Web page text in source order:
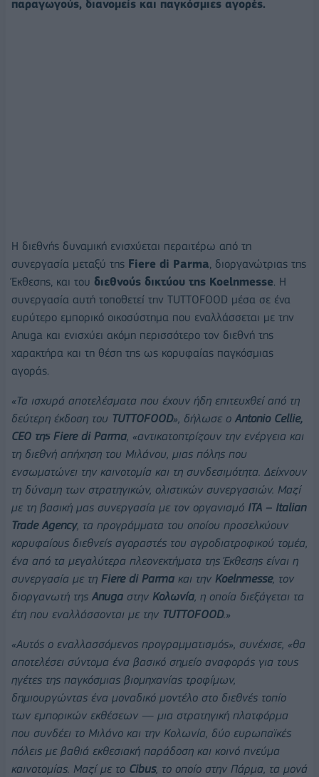
παραγωγούς, διανομείς και παγκόσμιες αγορές.
Η διεθνής δυναμική ενισχύεται περαιτέρω από τη
συνεργασία μεταξύ της Fiere di Parma, διοργανώτριας της
Έκθεσης, και του διεθνούς δικτύου της Koelnmesse. Η
συνεργασία αυτή τοποθετεί την TUTTOFOOD μέσα σε ένα
ευρύτερο εμπορικό οικοσύστημα που εναλλάσσεται με την
Anuga και ενισχύει ακόμη περισσότερο τον διεθνή της
χαρακτήρα και τη θέση της ως κορυφαίας παγκόσμιας
αγοράς.
«Τα ισχυρά αποτελέσματα που έχουν ήδη επιτευχθεί από τη
δεύτερη έκδοση του TUTTOFOOD», δήλωσε ο Antonio Cellie,
CEO της Fiere di Parma, «αντικατοπτρίζουν την ενέργεια και
τη διεθνή απήχηση του Μιλάνου, μιας πόλης που
ενσωματώνει την καινοτομία και τη συνδεσιμότητα. Δείχνουν
τη δύναμη των στρατηγικών, ολιστικών συνεργασιών. Μαζί
με τη βασική μας συνεργασία με τον οργανισμό ITA – Italian
Trade Agency, τα προγράμματα του οποίου προσελκύουν
κορυφαίους διεθνείς αγοραστές του αγροδιατροφικού τομέα,
ένα από τα μεγαλύτερα πλεονεκτήματα της Έκθεσης είναι η
συνεργασία με τη Fiere di Parma και την Koelnmesse, τον
διοργανωτή της Anuga στην Κολωνία, η οποία διεξάγεται τα
έτη που εναλλάσσονται με την TUTTOFOOD.»
«Αυτός ο εναλλασσόμενος προγραμματισμός», συνέχισε, «θα
αποτελέσει σύντομα ένα βασικό σημείο αναφοράς για τους
ηγέτες της παγκόσμιας βιομηχανίας τροφίμων,
δημιουργώντας ένα μοναδικό μοντέλο στο διεθνές τοπίο
των εμπορικών εκθέσεων — μια στρατηγική πλατφόρμα
που συνδέει το Μιλάνο και την Κολωνία, δύο ευρωπαϊκές
πόλεις με βαθιά εκθεσιακή παράδοση και κοινό πνεύμα
καινοτομίας. Μαζί με το Cibus, το οποίο στην Πάρμα, τα μονά